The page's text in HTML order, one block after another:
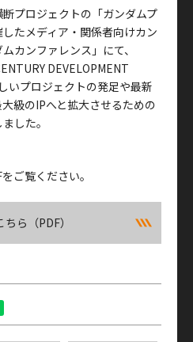
プロジェクトの「ガンダムプ
たメディア・関係者向けカン
カンファレンス」にて、
DEVELOPMENT
いプロジェクトの発足や最新
級のIPへと拡大させるための
した。
ご覧ください。
ら（PDF）